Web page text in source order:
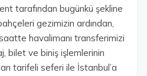
tarafından bugünkü şekline
gezimizin ardından,
havalimanı transferimizi
bilet ve biniş işlemlerinin
tarifeli seferi ile İstanbul’a